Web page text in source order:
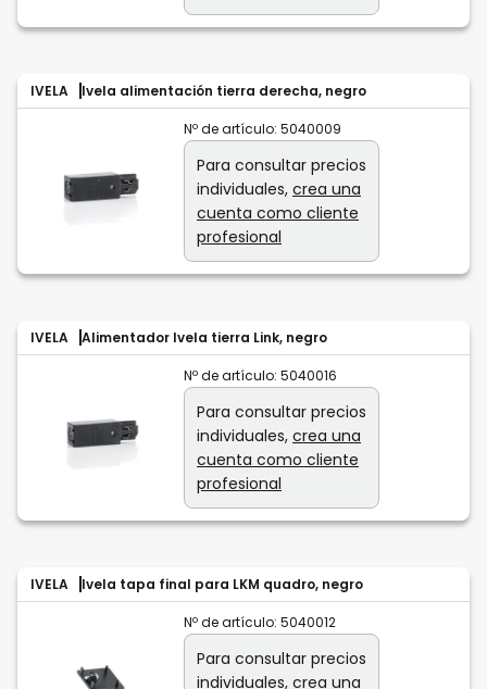
IVELA Ivela alimentación tierra derecha, negro
Nº de artículo: 5040009
Para consultar precios
individuales, crea una
cuenta como cliente
profesional
IVELA Alimentador Ivela tierra Link, negro
Nº de artículo: 5040016
Para consultar precios
individuales, crea una
cuenta como cliente
profesional
IVELA Ivela tapa final para LKM quadro, negro
Nº de artículo: 5040012
Para consultar precios
individuales, crea una